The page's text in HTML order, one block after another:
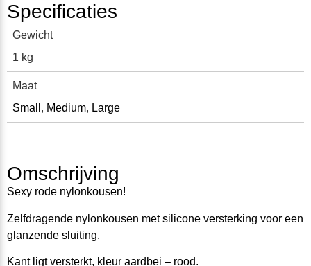
Specificaties
Gewicht
1 kg
Maat
Small , Medium, Large
Omschrijving
Sexy rode nylonkousen!
Zelfdragende nylonkousen met silicone versterking voor een
glanzende sluiting.
Kant ligt versterkt, kleur aardbei – rood.